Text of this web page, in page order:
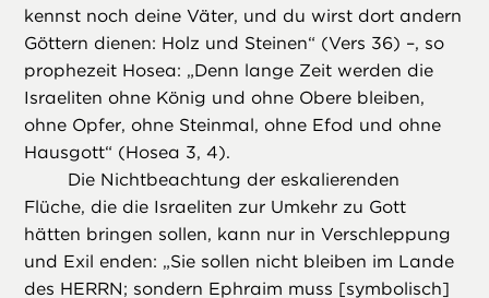
kennst noch deine Väter, und du wirst dort andern
Göttern dienen: Holz und Steinen“ (Vers 36) –, so
prophezeit Hosea: „Denn lange Zeit werden die
Israeliten ohne König und ohne Obere bleiben,
ohne Opfer, ohne Steinmal, ohne Efod und ohne
Hausgott“ (Hosea 3, 4).
Die Nichtbeachtung der eskalierenden
Flüche, die die Israeliten zur Umkehr zu Gott
hätten bringen sollen, kann nur in Verschleppung
und Exil enden: „Sie sollen nicht bleiben im Lande
des HERRN; sondern Ephraim muss [symbolisch]